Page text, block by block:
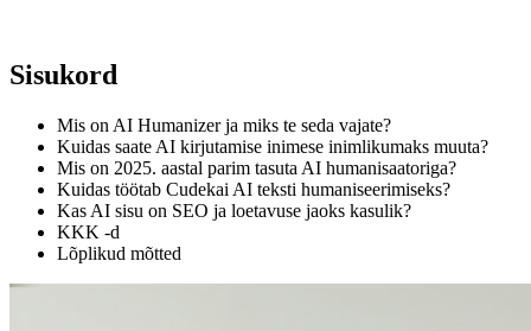
Sisukord
Mis on AI Humanizer ja miks te seda vajate?
Kuidas saate AI kirjutamise inimese inimlikumaks muuta?
Mis on 2025. aastal parim tasuta AI humanisaatoriga?
Kuidas töötab Cudekai AI teksti humaniseerimiseks?
Kas AI sisu on SEO ja loetavuse jaoks kasulik?
KKK -d
Lõplikud mõtted